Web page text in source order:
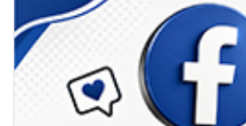
07/08/2026 | 07:00
Itapema se destaca no IDEB e conquista
BALNEÁRIO PIÇARRAS